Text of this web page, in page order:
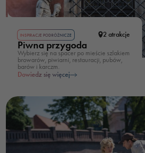
INSPIRACJE PODRÓŻNICZE 2 atrakcje
Piwna przygoda
Wybierz się na spacer po mieście szlakiem
browarów, piwiarni, restauracji, pubów,
barów i karczm.
Dowiedz się więcej